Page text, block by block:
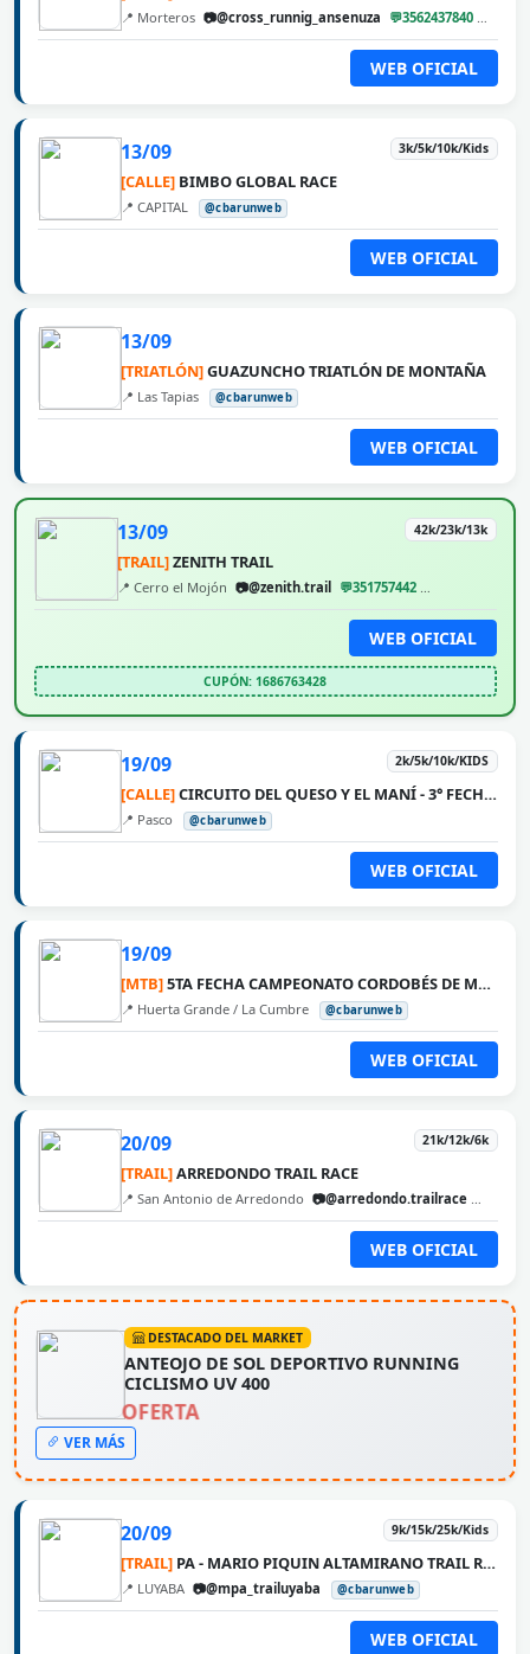
📍 Morteros 📷@cross_runnig_ansenuza 💬3562437840
WEB OFICIAL
13/09 3k/5k/10k/Kids
[CALLE] BIMBO GLOBAL RACE
📍 CAPITAL @cbarunweb
WEB OFICIAL
13/09
[TRIATLÓN]GUAZUNCHO TRIATLÓN DE MONTAÑA
📍 Las Tapias @cbarunweb
WEB OFICIAL
13/09 42k/23k/13k
[TRAIL]ZENITH TRAIL
📍 Cerro el Mojón 📷@zenith.trail 💬351757442
WEB OFICIAL
CUPÓN: 1686763428
19/09 2k/5k/10k/KIDS
[CALLE]CIRCUITO DEL QUESO Y EL MANÍ - 3° FECHA PASCO
📍 Pasco @cbarunweb
WEB OFICIAL
19/09
[MTB]5TA FECHA CAMPEONATO CORDOBÉS DE MTB 2026 - LA VUELTA
📍 Huerta Grande / La Cumbre @cbarunweb
WEB OFICIAL
20/09 21k/12k/6k
[TRAIL]ARREDONDO TRAIL RACE
📍 San Antonio de Arredondo 📷@arredondo.trailrace
WEB OFICIAL
DESTACADO DEL MARKET
ANTEOJO DE SOL DEPORTIVO RUNNING
CICLISMO UV 400
OFERTA
VER MÁS
20/09 9k/15k/25k/Kids
[TRAIL] PA - MARIO PIQUIN ALTAMIRANO TRAIL RUNNING
📍 LUYABA 📷@mpa_trailuyaba @cbarunweb
WEB OFICIAL